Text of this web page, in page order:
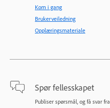
Kom i gang
Brukerveiledning
Opplæringsmateriale
Spør fellesskapet
Publiser spørsmål, og få svar fra